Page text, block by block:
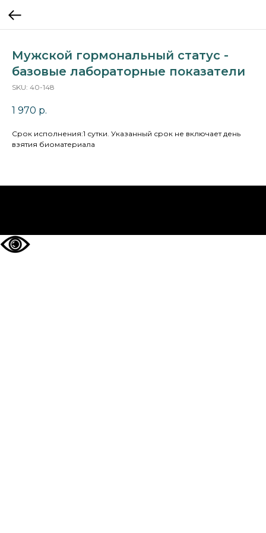
Мужской гормональный статус -
базовые лабораторные показатели
SKU: 40-148
1 970 р.
Cрок исполнения:1 сутки. Указанный срок не включает день
взятия биоматериала